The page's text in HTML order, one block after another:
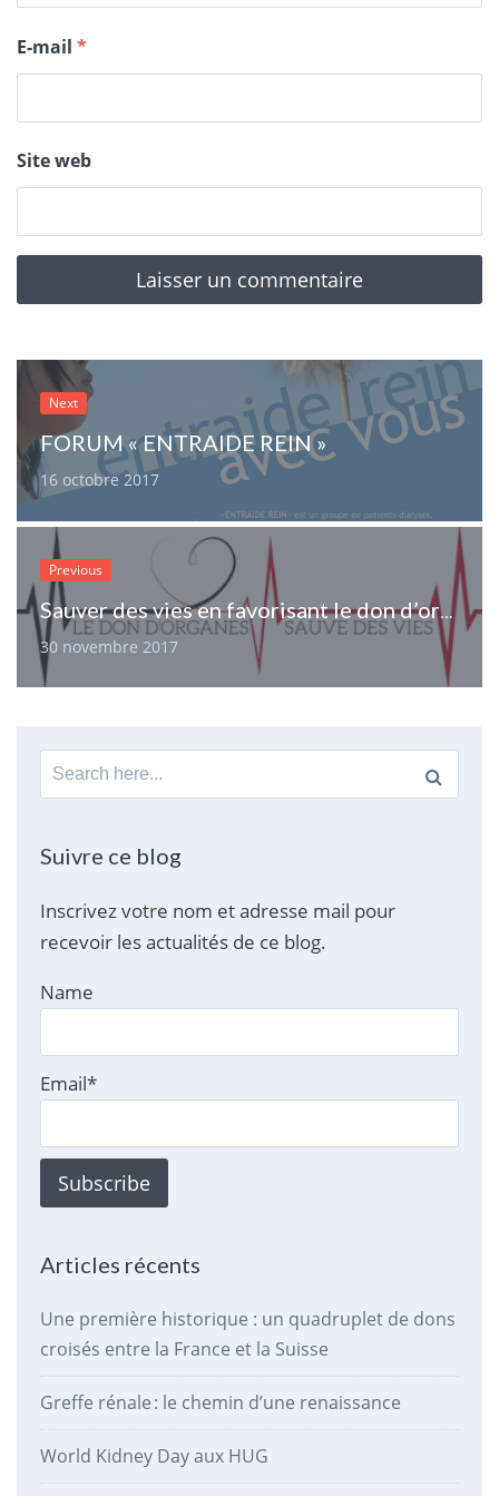
E-mail *
Site web
Next
FORUM « ENTRAIDE REIN »
16 octobre 2017
Previous
Sauver des vies en favorisant le don d’organes
30 novembre 2017
Search
for:
Suivre ce blog
Inscrivez votre nom et adresse mail pour
recevoir les actualités de ce blog.
Name
Email*
Articles récents
Une première historique : un quadruplet de dons
croisés entre la France et la Suisse
Greffe rénale : le chemin d’une renaissance
World Kidney Day aux HUG